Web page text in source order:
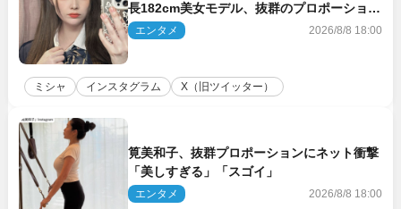
長182cm美女モデル、抜群のプロポーション
にネット衝撃
エンタメ 2026/8/8 18:00
ミシャ インスタグラム X（旧ツイッター）
筧美和子、抜群プロポーションにネット衝撃
「美しすぎる」「スゴイ」
エンタメ 2026/8/8 18:00